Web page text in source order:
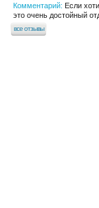
Комментарий: Если
это очень достойный
все отзывы